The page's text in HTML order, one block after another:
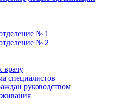
№ 1
№ 2
врачу
специалистов
руководством